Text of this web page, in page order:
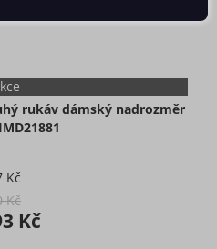
rukáv dámský nadrozměr
Kč
Kč
Kč